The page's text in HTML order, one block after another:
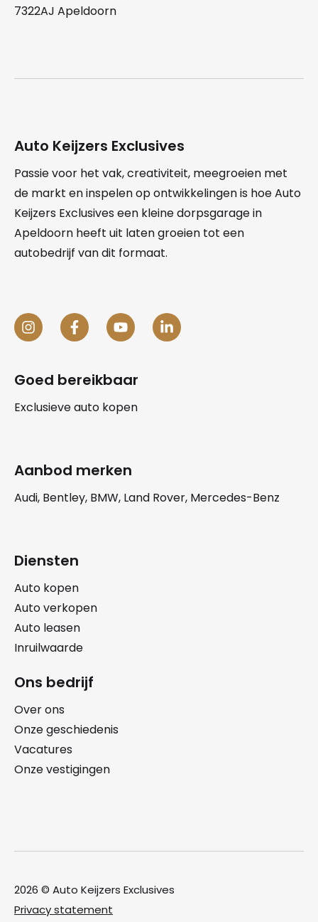
7322AJ Apeldoorn
Auto Keijzers Exclusives
Passie voor het vak, creativiteit, meegroeien met
de markt en inspelen op ontwikkelingen is hoe Auto
Keijzers Exclusives een kleine dorpsgarage in
Apeldoorn heeft uit laten groeien tot een
autobedrijf van dit formaat.
Goed bereikbaar
Exclusieve auto kopen
Aanbod merken
Audi, Bentley, BMW, Land Rover, Mercedes-Benz
Diensten
Auto kopen
Auto verkopen
Auto leasen
Inruilwaarde
Ons bedrijf
Over ons
Onze geschiedenis
Vacatures
Onze vestigingen
2026 © Auto Keijzers Exclusives
Privacy statement